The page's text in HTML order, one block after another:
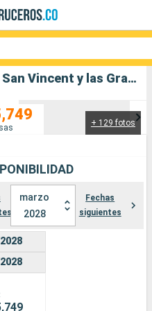
Crucero MSC Meraviglia: San Vincent y las Granadinas, Grenada, Antigua y Barbuda, San Martín, Dominica, Santa Lucia, Barbados salida desde Bridgetown
+ 129 fotos
marzo
2028
Fechas
siguientes
Compañías
Buscar